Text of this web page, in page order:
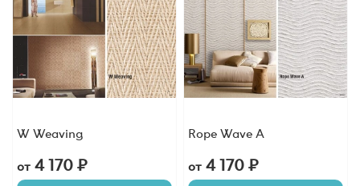
W Weaving
от4 170 ₽
Rope Wave A
от4 170 ₽